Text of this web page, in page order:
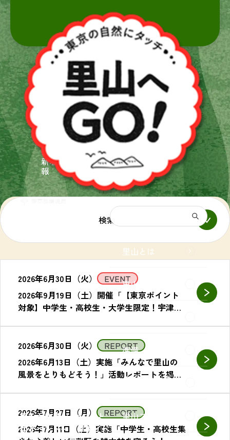
里山とは里山へGO！と
はイベント一覧準備 イベ
里山とは
里山へGO！とは
準備
イベントレポー
里山ストーリー
新着情
NEWS
ホーム
新着情
報
ホーム新着情報
検索する
2026年6月30日（火）
EVENT
2026年9月19日（土）開催「【東京ポイント
対象】中学生・高校生・大学生限定！宇津木
2026年6月30日（火）
REPORT
2026年6月13日（土）実施「みんなで里山の
風景をとりもどそう！」活動レポートを掲載
2026年7月27日（月）
REPORT
2026年7月11日（土）実施「中学生・高校生集